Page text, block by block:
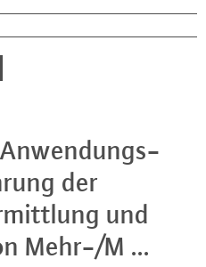
An­wen­dungs­
der
und
Mehr-/M ...